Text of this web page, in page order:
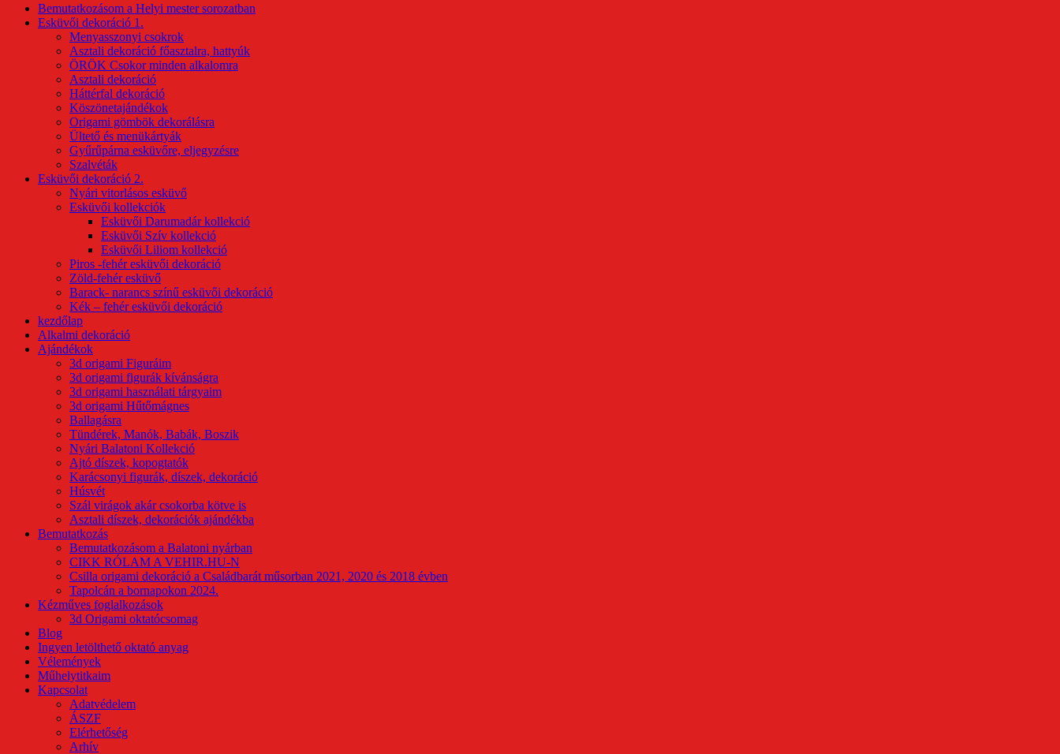
Bemutatkozásom a Helyi mester sorozatban
Esküvői dekoráció 1.
Menyasszonyi csokrok
Asztali dekoráció főasztalra, hattyúk
ÖRÖK Csokor minden alkalomra
Asztali dekoráció
Háttérfal dekoráció
Köszönetajándékok
Origami gömbök dekorálásra
Ültető és menükártyák
Gyűrűpárna esküvőre, eljegyzésre
Szalvéták
Esküvői dekoráció 2.
Nyári vitorlásos esküvő
Esküvői kollekciók
Esküvői Darumadár kollekció
Esküvői Szív kollekció
Esküvői Liliom kollekció
Piros -fehér esküvői dekoráció
Zöld-fehér esküvő
Barack- narancs színű esküvői dekoráció
Kék – fehér esküvői dekoráció
kezdőlap
Alkalmi dekoráció
Ajándékok
3d origami Figuráim
3d origami figurák kívánságra
3d origami használati tárgyaim
3d origami Hűtőmágnes
Ballagásra
Tündérek, Manók, Babák, Boszik
Nyári Balatoni Kollekció
Ajtó díszek, kopogtatók
Karácsonyi figurák, díszek, dekoráció
Húsvét
Szál virágok akár csokorba kötve is
Asztali díszek, dekorációk ajándékba
Bemutatkozás
Bemutatkozásom a Balatoni nyárban
CIKK RÓLAM A VEHIR.HU-N
Csilla origami dekoráció a Családbarát műsorban 2021, 2020 és 2018 évben
Tapolcán a bornapokon 2024.
Kézműves foglalkozások
3d Origami oktatócsomag
Blog
Ingyen letölthető oktató anyag
Vélemények
Műhelytitkaim
Kapcsolat
Adatvédelem
ÁSZF
Elérhetőség
Arhív